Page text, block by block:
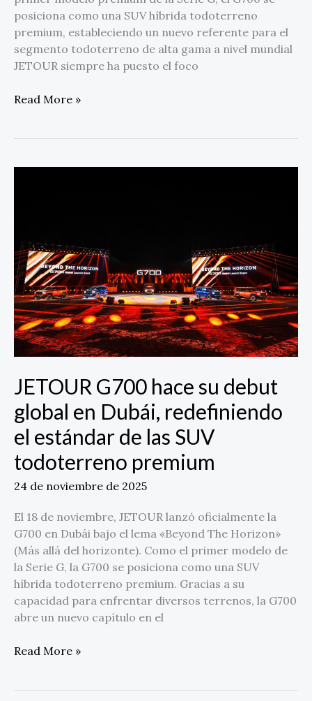
posiciona como una SUV híbrida todoterreno
premium, estableciendo un nuevo referente para el
segmento todoterreno de alta gama a nivel mundial
JETOUR siempre ha puesto el foco
Read More »
JETOUR G700 hace su debut
global en Dubái, redefiniendo
el estándar de las SUV
todoterreno premium
24 de noviembre de 2025
El 18 de noviembre, JETOUR lanzó oficialmente la
G700 en Dubái bajo el lema «Beyond The Horizon»
(Más allá del horizonte). Como el primer modelo de
la Serie G, la G700 se posiciona como una SUV
híbrida todoterreno premium. Gracias a su
capacidad para enfrentar diversos terrenos, la G700
abre un nuevo capítulo en el
debut
global
en
Dubái,
redefiniendo
el
estándar
de
las
SUV
todoterreno
premium
Read More »